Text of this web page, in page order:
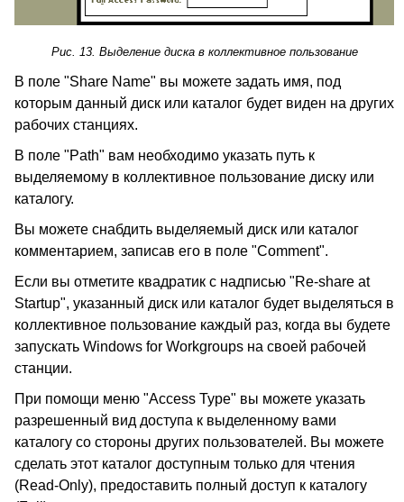
Рис. 13. Выделение диска в коллективное пользование
В поле "Share Name" вы можете задать имя, под
которым данный диск или каталог будет виден на других
рабочих станциях.
В поле "Path" вам необходимо указать путь к
выделяемому в коллективное пользование диску или
каталогу.
Вы можете снабдить выделяемый диск или каталог
комментарием, записав его в поле "Comment".
Если вы отметите квадратик с надписью "Re-share at
Startup", указанный диск или каталог будет выделяться в
коллективное пользование каждый раз, когда вы будете
запускать Windows for Workgroups на своей рабочей
станции.
При помощи меню "Access Type" вы можете указать
разрешенный вид доступа к выделенному вами
каталогу со стороны других пользователей. Вы можете
сделать этот каталог доступным только для чтения
(Read-Only), предоставить полный доступ к каталогу